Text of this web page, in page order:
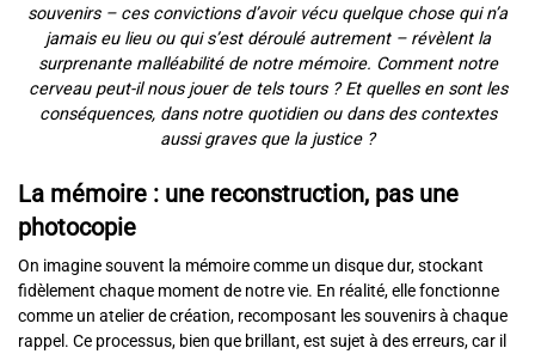
souvenirs – ces convictions d’avoir vécu quelque chose qui n’a
jamais eu lieu ou qui s’est déroulé autrement – révèlent la
surprenante malléabilité de notre mémoire. Comment notre
cerveau peut-il nous jouer de tels tours ? Et quelles en sont les
conséquences, dans notre quotidien ou dans des contextes
aussi graves que la justice ?
La mémoire : une reconstruction, pas une
photocopie
On imagine souvent la mémoire comme un disque dur, stockant
fidèlement chaque moment de notre vie. En réalité, elle fonctionne
comme un atelier de création, recomposant les souvenirs à chaque
rappel. Ce processus, bien que brillant, est sujet à des erreurs, car il